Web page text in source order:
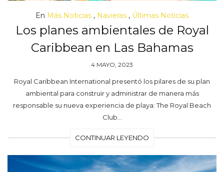
En Más Noticias , Navieras , Últimas Noticias
Los planes ambientales de Royal
Caribbean en Las Bahamas
4 MAYO, 2023
Royal Caribbean International presentó los pilares de su plan
ambiental para construir y administrar de manera más
responsable su nueva experiencia de playa: The Royal Beach
Club…
CONTINUAR LEYENDO